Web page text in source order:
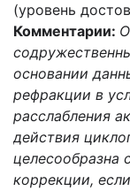
(уровень
Комментарии:
основании
рефракции в
расслабления
действия
целесообразна
коррекции,